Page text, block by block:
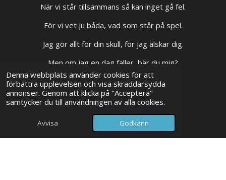
Denna webbplats använder cookies för att
förbättra upplevelsen och visa skräddarsydda
annonser. Genom att klicka på "Acceptera"
samtycker du till användningen av alla cookies.
Avvisa Godkänn
När vi står tillsammans så kan inget gå fel.
För vi vet ju båda, vad som står på spel.
Jag gör allt för din skull, för jag älskar dig.
Men om jag en dag faller, bär du mig?
LYSSNA PÅ LÅTEN